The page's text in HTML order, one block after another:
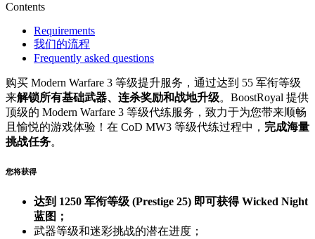
Contents
Requirements
我们的流程
Frequently asked questions
购买 Modern Warfare 3 等级提升服务，通过达到 55 军衔等级
来解锁所有基础武器、连杀奖励和战地升级。BoostRoyal 提供
顶级的 Modern Warfare 3 等级代练服务，致力于为您带来顺畅
且愉悦的游戏体验！在 CoD MW3 等级代练过程中， 完成海量
挑战任务。
您将获得
达到 1250 军衔等级 (Prestige 25) 即可获得 Wicked Night
蓝图；
武器等级和迷彩挑战的潜在进度；